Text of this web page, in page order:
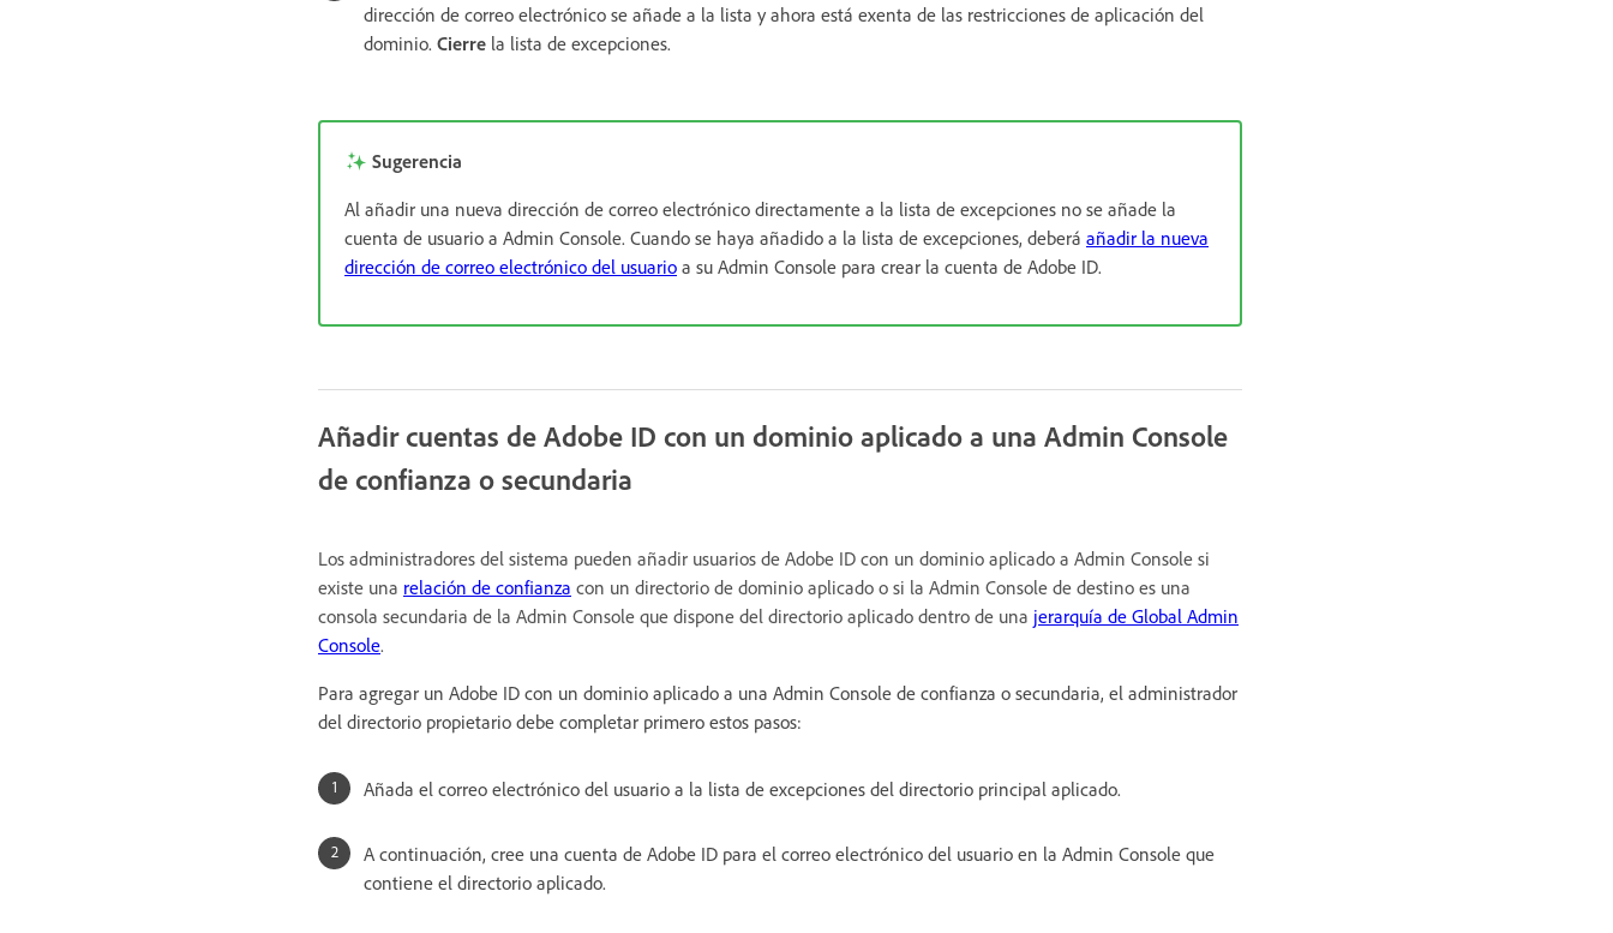
dirección de correo electrónico se añade a la lista y ahora está exenta de las restricciones de aplicación del
dominio. Cierre la lista de excepciones.
Sugerencia
Al añadir una nueva dirección de correo electrónico directamente a la lista de excepciones no se añade la
cuenta de usuario a Admin Console. Cuando se haya añadido a la lista de excepciones, deberá añadir la nueva
dirección de correo electrónico del usuario a su Admin Console para crear la cuenta de Adobe ID.
Añadir cuentas de Adobe ID con un dominio aplicado a una Admin Console
de confianza o secundaria
Los administradores del sistema pueden añadir usuarios de Adobe ID con un dominio aplicado a Admin Console si
existe una relación de confianza con un directorio de dominio aplicado o si la Admin Console de destino es una
consola secundaria de la Admin Console que dispone del directorio aplicado dentro de una jerarquía de Global Admin
Console.
Para agregar un Adobe ID con un dominio aplicado a una Admin Console de confianza o secundaria, el administrador
del directorio propietario debe completar primero estos pasos:
Añada el correo electrónico del usuario a la lista de excepciones del directorio principal aplicado.
A continuación, cree una cuenta de Adobe ID para el correo electrónico del usuario en la Admin Console que
contiene el directorio aplicado.